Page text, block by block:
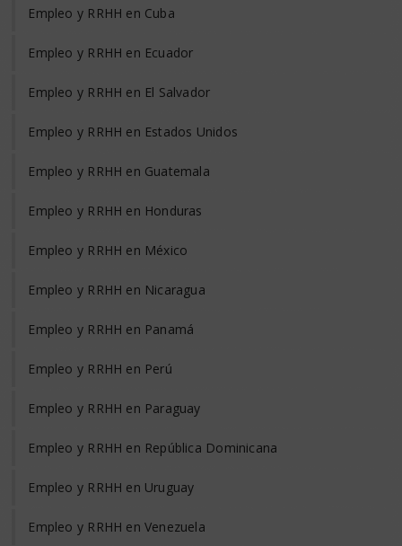
Empleo y RRHH en Cuba
Empleo y RRHH en Ecuador
Empleo y RRHH en El Salvador
Empleo y RRHH en Estados Unidos
Empleo y RRHH en Guatemala
Empleo y RRHH en Honduras
Empleo y RRHH en México
Empleo y RRHH en Nicaragua
Empleo y RRHH en Panamá
Empleo y RRHH en Perú
Empleo y RRHH en Paraguay
Empleo y RRHH en República Dominicana
Empleo y RRHH en Uruguay
Empleo y RRHH en Venezuela